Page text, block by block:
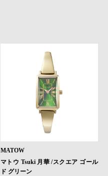
MATOW
マトウ Tsuki 月華 /スクエア ゴール
ド グリーン